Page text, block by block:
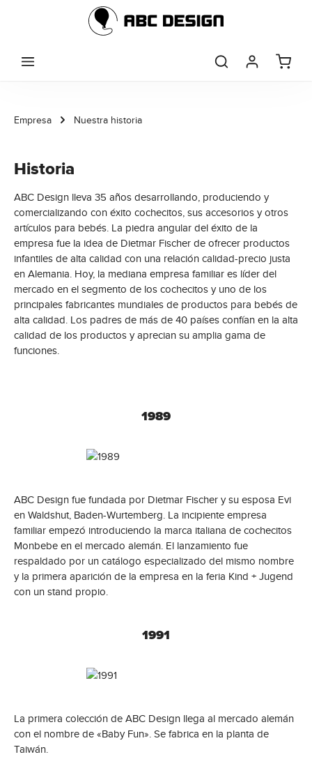
Saltar al contenido principal
Empresa Nuestra historia
Historia
ABC Design lleva 35 años desarrollando, produciendo y
comercializando con éxito cochecitos, sus accesorios y otros
artículos para bebés. La piedra angular del éxito de la
empresa fue la idea de Dietmar Fischer de ofrecer productos
infantiles de alta calidad con una relación calidad-precio justa
en Alemania. Hoy, la mediana empresa familiar es líder del
mercado en el segmento de los cochecitos y uno de los
principales fabricantes mundiales de productos para bebés de
alta calidad. Los padres de más de 40 países confían en la alta
calidad de los productos y aprecian su amplia gama de
funciones.
1989
ABC Design fue fundada por Dietmar Fischer y su esposa Evi
en Waldshut, Baden-Wurtemberg. La incipiente empresa
familiar empezó introduciendo la marca italiana de cochecitos
Monbebe en el mercado alemán. El lanzamiento fue
respaldado por un catálogo especializado del mismo nombre
y la primera aparición de la empresa en la feria Kind + Jugend
con un stand propio.
1991
La primera colección de ABC Design llega al mercado alemán
con el nombre de «Baby Fun». Se fabrica en la planta de
Taiwán.